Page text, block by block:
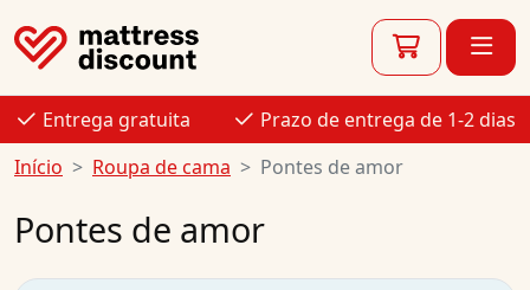
Entrega gratuita
Prazo de entrega de 1-2 dias
Início
Roupa de cama Pontes de amor
Pontes de amor